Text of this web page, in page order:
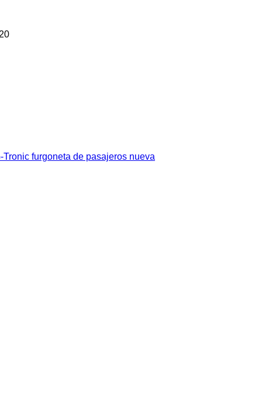
furgoneta de pasajeros nueva